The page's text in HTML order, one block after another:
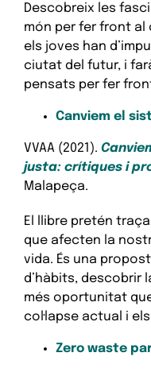
Descobreix les
món per fer front al
els joves han
ciutat del futur, i
pensats per fer
Canviem el
VVAA (2021).
justa: crítiques i
Malapeça.
El llibre pretén
que afecten la
vida. És una
d’hàbits, descobrir
més oportunitat
col·lapse actual i
Zero waste